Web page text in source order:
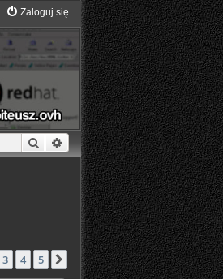
Zaloguj się
Szukaj Wyszukiwanie zaawansowane
3 4 5 Następna